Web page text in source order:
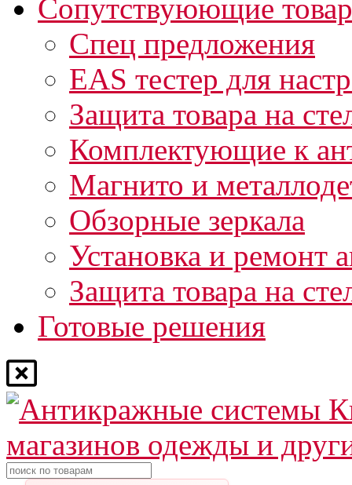
Сопутствуюющие
Спец предложения
EAS тестер для
Защита товара на
Комплектующие к
Магнито и
Обзорные зеркала
Установка и ремонт
Защита товара на
Готовые решения
Поиск